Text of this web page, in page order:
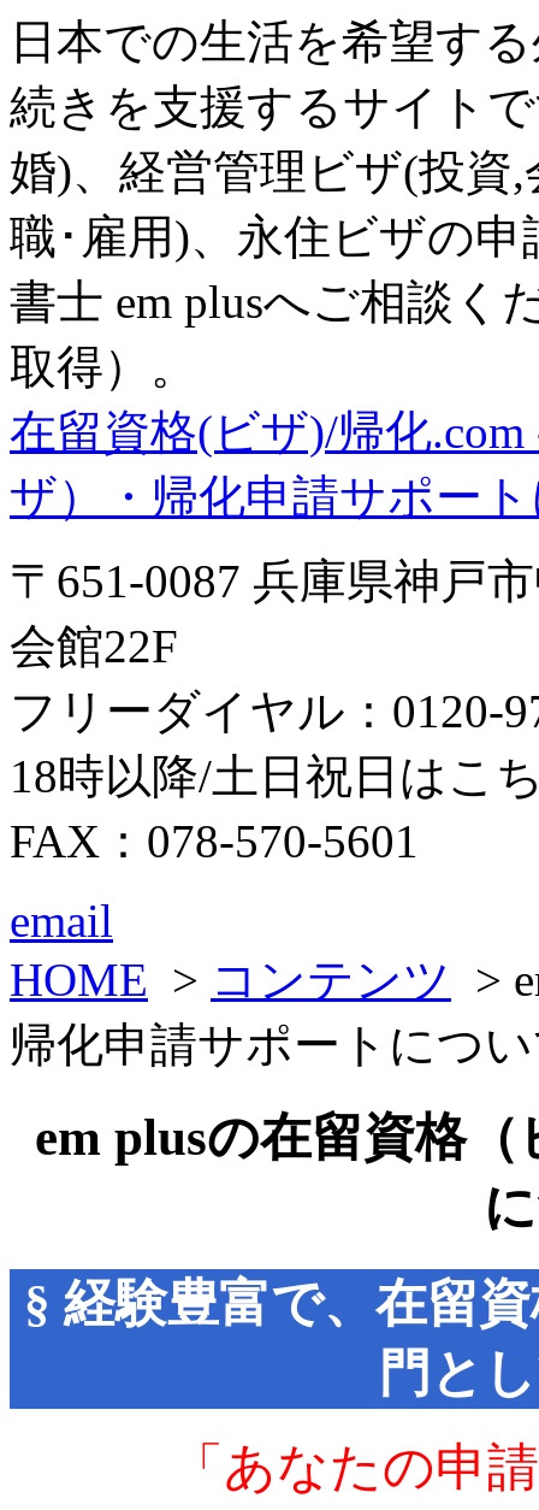
日本での生活を希望す
続きを支援するサイト
婚)、経営管理ビザ(投資
職･雇用)、永住ビザの
書士 em plusへご相談く
取得）。
在留資格(ビザ)/帰化
ザ）・帰化申請サポー
〒651-0087 兵庫県神戸
会館22F
フリーダイヤル：0120-
18時以降/土日祝日はこ
FAX：078-570-5601
email
HOME > コンテンツ
>
帰化申請サポートにつ
em plusの在留資格
§ 経験豊富で、在留
門と
「あなたの申